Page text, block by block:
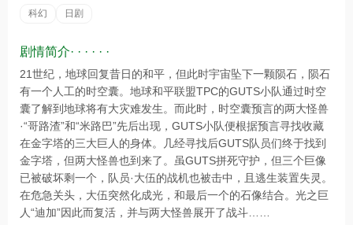
科幻 日剧
剧情简介· · · · · ·
21世纪，地球回复昔日的和平，但此时宇宙坠下一颗陨石，陨石
有一个人工的时空囊。地球和平联盟TPC的GUTS小队通过时空
囊了解到地球将有大灾难发生。而此时，时空囊预言的两大怪兽
·“哥路渣”和“米路巴”先后出现，GUTS小队便根据预言寻找收藏
在金字塔的三大巨人的身体。几经寻找后GUTS队员们终于找到
金字塔，但两大怪兽也到来了。虽GUTS拼死守护，但三个巨像
已被破坏剩一个，队员·大伍的战机也被击中，且逃生装置失灵。
在危急关头，大伍突然化成光，和最后一个的石像结合。光之巨
人“迪加”因此而复活，并与两大怪兽展开了战斗……